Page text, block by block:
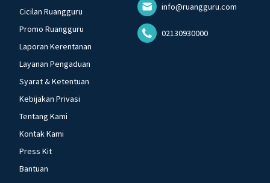
Cicilan Ruangguru
Promo Ruangguru
Laporan Kerentanan
Layanan Pengaduan
Syarat & Ketentuan
Kebijakan Privasi
Tentang Kami
Kontak Kami
Press Kit
Bantuan
info@ruangguru.com
02130930000